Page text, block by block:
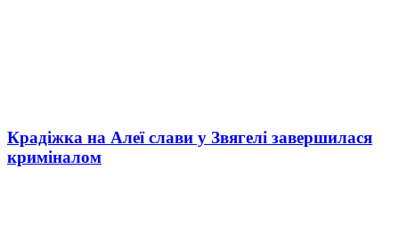
Крадіжка на Алеї слави у Звягелі завершилася
криміналом